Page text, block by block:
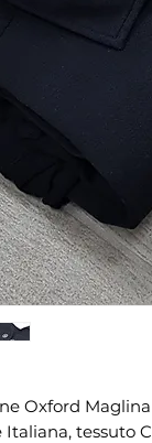
Oxford
tessuto